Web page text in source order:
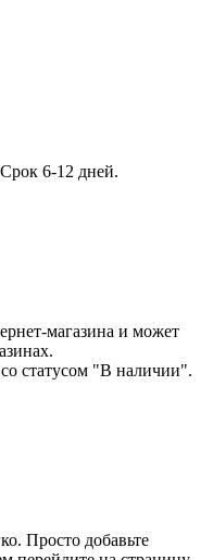
6-12 дней.
магазина и может
со статусом "В наличии".
Просто добавьте